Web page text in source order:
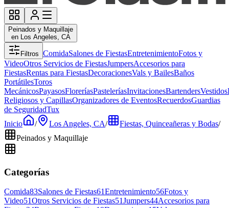
Peinados y Maquillaje
en Los Angeles, CA
Filtros ComidaSalones de FiestasEntretenimientoFotos y
VideoOtros Servicios de FiestasJumpersAccesorios para
FiestasRentas para FiestasDecoracionesVals y BailesBaños
PortátilesToros
MecánicosPayasosFloreríasPasteleríasInvitacionesBartendersVestidos
Religiosos y CapillasOrganizadores de EventosRecuerdosGuardias
de SeguridadTux
Inicio
/ Los Angeles, CA/ Fiestas, Quinceañeras y Bodas/
Peinados y Maquillaje
Categorías
Comida83Salones de Fiestas61Entretenimiento56Fotos y
Video51Otros Servicios de Fiestas51Jumpers44Accesorios para